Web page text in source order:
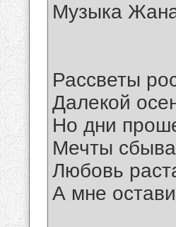
Музыка
Рассветы
Далекой
Но дни
Мечты
Любовь
А мне